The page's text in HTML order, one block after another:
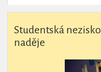
Studentská
naděje